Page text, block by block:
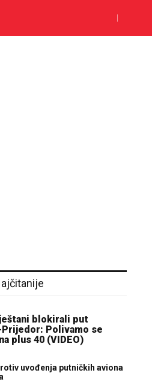
blokirali put
Prijedor: Polivamo se
plus 40 (VIDEO)
uvođenja putničkih aviona